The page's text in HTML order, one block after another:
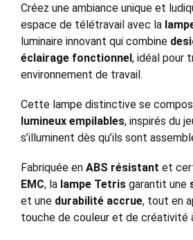
Créez une ambiance unique et
espace de télétravail avec la
luminaire innovant qui combine
éclairage fonctionnel, idéal pour
environnement de travail.
Cette lampe distinctive se
lumineux empilables, inspirés du
s’illuminent dès qu’ils sont
Fabriquée en ABS résistant et
EMC, la lampe Tetris garantit une
et une durabilité accrue, tout en
touche de couleur et de créativité